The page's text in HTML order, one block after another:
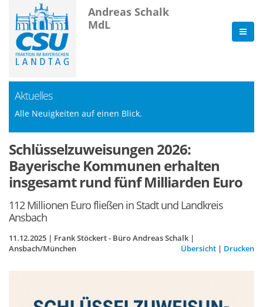
Andreas Schalk
MdL
Aktuelles
Alle Neuigkeiten auf einen Blick.
Schlüsselzuweisungen 2026:
Bayerische Kommunen erhalten
insgesamt rund fünf Milliarden Euro
112 Millionen Euro fließen in Stadt und Landkreis
Ansbach
11.12.2025 | Frank Stöckert - Büro Andreas Schalk |
Ansbach/München
Übersicht | Drucken